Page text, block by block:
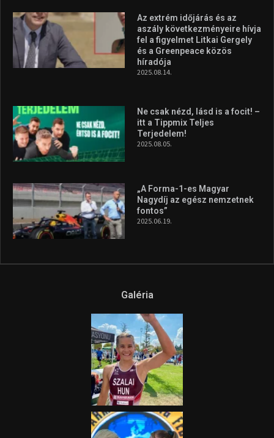
Az extrém időjárás és az
aszály következményeire hívja
fel a figyelmet Litkai Gergely
és a Greenpeace közös
híradója
2025.08.14.
Ne csak nézd, lásd is a focit! –
itt a Tippmix Teljes
Terjedelem!
2025.08.05.
„A Forma-1-es Magyar
Nagydíj az egész nemzetnek
fontos”
2025.06.19.
Galéria